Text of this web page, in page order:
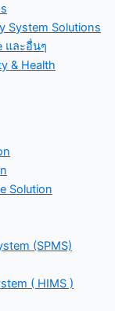
System Solutions
และอื่นๆ
& Health
Solution
(SPMS)
( HIMS )